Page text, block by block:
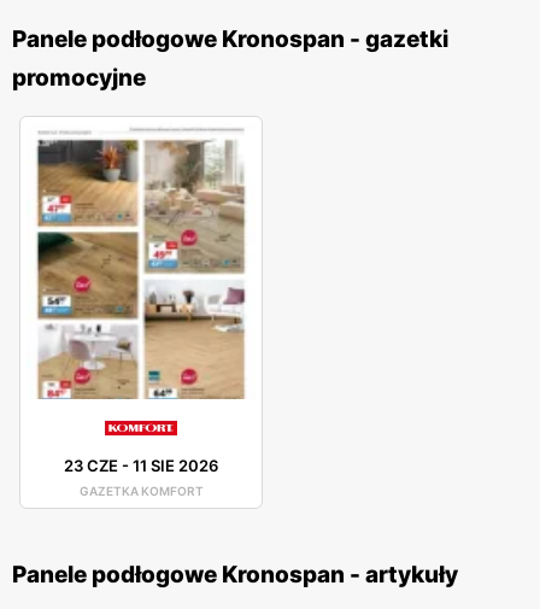
Panele podłogowe Kronospan - gazetki
promocyjne
23 CZE-11 SIE 2026
GAZETKA KOMFORT
Panele podłogowe Kronospan - artykuły